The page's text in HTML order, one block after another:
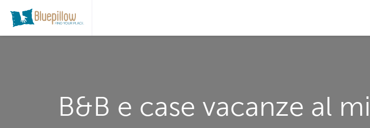
B&B e case vacanze al